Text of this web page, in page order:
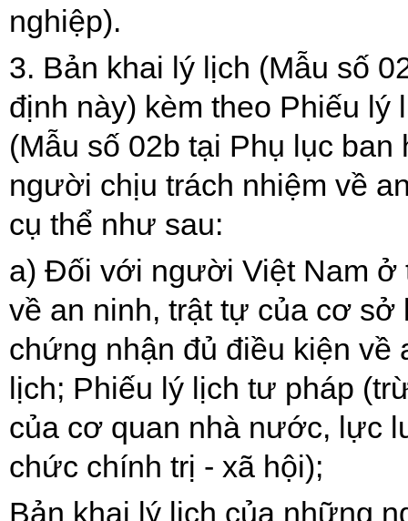
nghiệp).
3. Bản khai lý lịch (Mẫu số
định này) kèm theo Phiếu
(Mẫu số 02b tại Phụ lục
người chịu trách nhiệm về
cụ thể như sau:
a) Đối với người Việt Nam ở
về an ninh, trật tự của cơ
chứng nhận đủ điều kiện về
lịch; Phiếu lý lịch tư pháp
của cơ quan nhà nước, lực
chức chính trị - xã hội);
Bản khai lý lịch của những